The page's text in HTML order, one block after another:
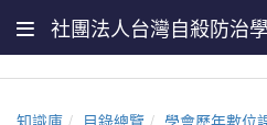
社團法人台灣自殺防治
知識庫 目錄總覽 學會歷年數位